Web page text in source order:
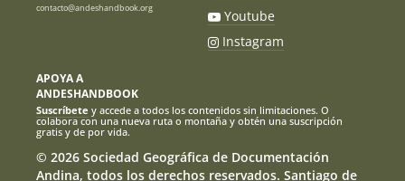
contacto@andeshandbook.org
Youtube
Instagram
APOYA A
ANDESHANDBOOK
Suscríbete y accede a todos los contenidos sin limitaciones. O
colabora con una nueva ruta o montaña y obtén una suscripción
gratis y de por vida.
© 2026 Sociedad Geográfica de Documentación
Andina, todos los derechos reservados. Santiago de